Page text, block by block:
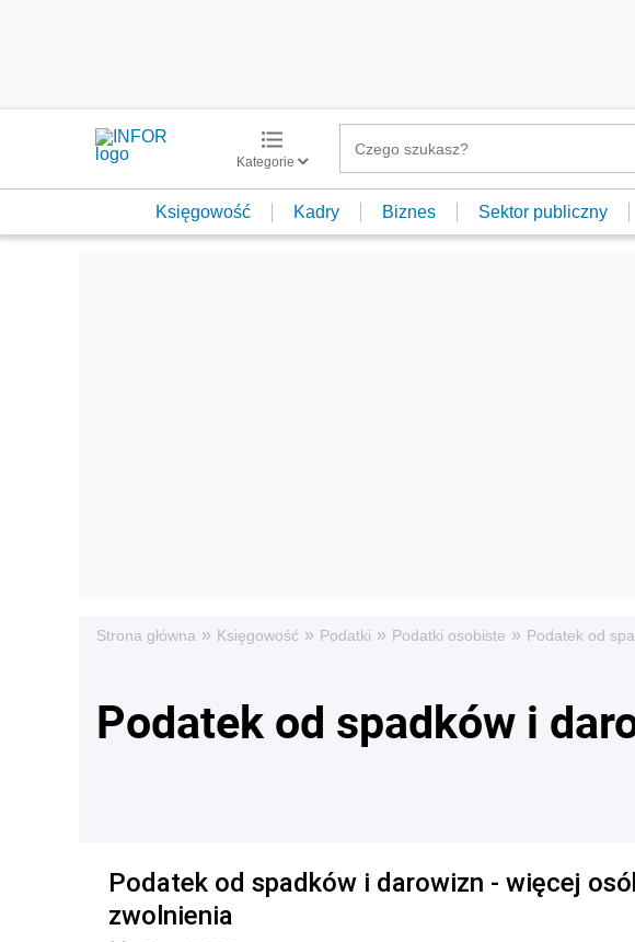
Kategorie
Księgowość Kadry Biznes Sektor publiczny
Strona główna » Księgowość » Podatki » Podatki osobiste » Podatek od
Podatek od spadków i
Podatek od spadków i darowizn - więcej
zwolnienia